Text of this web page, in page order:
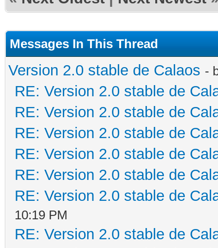
Messages In This Thread
Version 2.0 stable de Calaos -
RE: Version 2.0 stable de
RE: Version 2.0 stable de
RE: Version 2.0 stable de
RE: Version 2.0 stable de
RE: Version 2.0 stable de
RE: Version 2.0 stable de
10:19 PM
RE: Version 2.0 stable de